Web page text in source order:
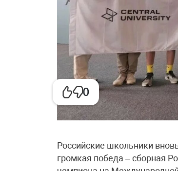
0
Российские школьники
громкая победа – сборная
чемпиона на